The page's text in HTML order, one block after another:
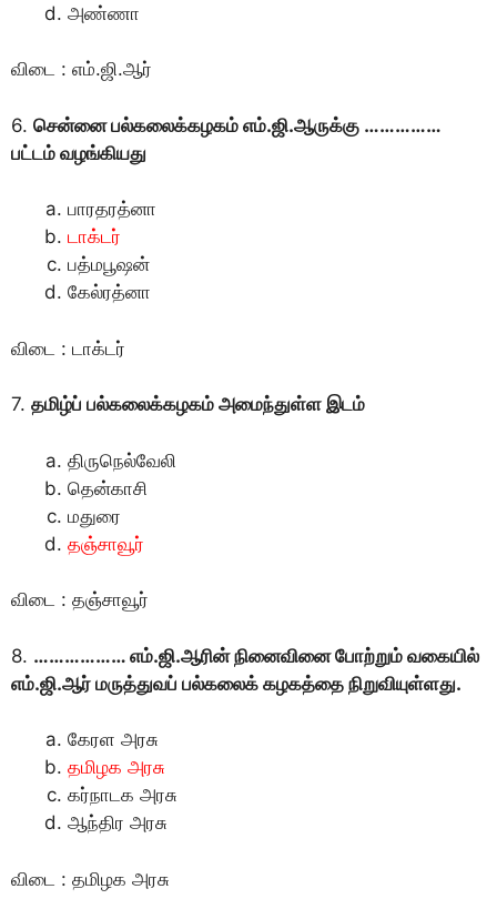
அண்ணா
விடை : எம்.ஜி.ஆர்
6. சென்னை பல்கலைக்கழகம் எம்.ஜி.ஆருக்கு ……………
பட்டம் வழங்கியது
பாரதரத்னா
டாக்டர்
பத்மபூஷன்
கேல்ரத்னா
விடை : டாக்டர்
7. தமிழ்ப் பல்கலைக்கழகம் அமைந்துள்ள இடம்
திருநெல்வேலி
தென்காசி
மதுரை
தஞ்சாவூர்
விடை : தஞ்சாவூர்
8. ……………… எம்.ஜி.ஆரின் நினைவினை போற்றும் வகையில்
எம்.ஜி.ஆர் மருத்துவப் பல்கலைக் கழகத்தை நிறுவியுள்ளது.
கேரள அரசு
தமிழக அரசு
கர்நாடக அரசு
ஆந்திர அரசு
விடை : தமிழக அரசு